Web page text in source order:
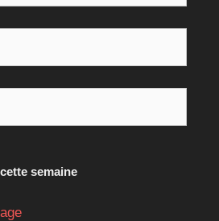
semaine